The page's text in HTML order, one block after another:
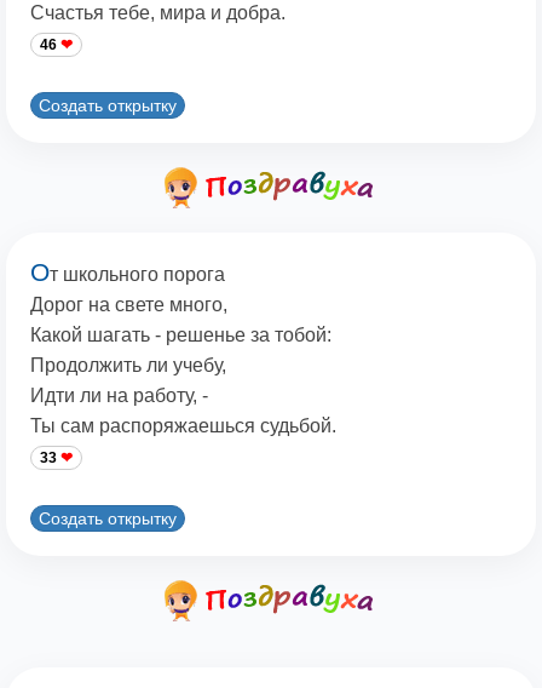
Счастья тебе, мира и добра.
46
Создать открытку
От школьного порога
Дорог на свете много,
Какой шагать - решенье за тобой:
Продолжить ли учебу,
Идти ли на работу, -
Ты сам распоряжаешься судьбой.
33
Создать открытку